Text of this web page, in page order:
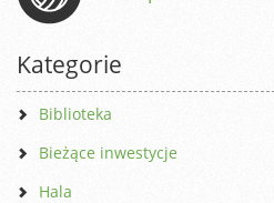
Kategorie
Biblioteka
Bieżące inwestycje
Hala